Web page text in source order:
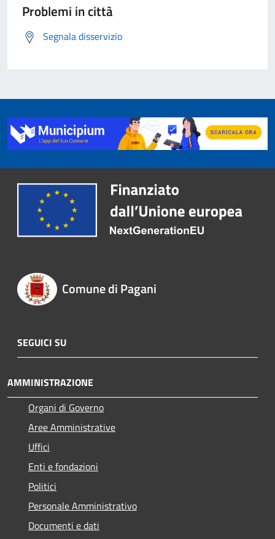
Problemi in città
Segnala disservizio
Comune di Pagani
SEGUICI SU
AMMINISTRAZIONE
Organi di Governo
Aree Amministrative
Uffici
Enti e fondazioni
Politici
Personale Amministrativo
Documenti e dati